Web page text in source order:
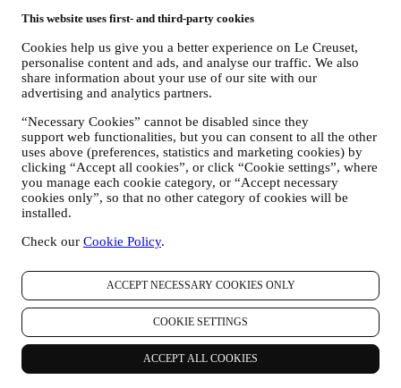
This website uses first- and third-party cookies
Cookies help us give you a better experience on Le Creuset,
personalise content and ads, and analyse our traffic. We also
share information about your use of our site with our
advertising and analytics partners.
“Necessary Cookies” cannot be disabled since they
support web functionalities, but you can consent to all the other
uses above (preferences, statistics and marketing cookies) by
clicking “Accept all cookies”, or click “Cookie settings”, where
you manage each cookie category, or “Accept necessary
cookies only”, so that no other category of cookies will be
installed.
Check our Cookie Policy.
ACCEPT NECESSARY COOKIES ONLY
COOKIE SETTINGS
ACCEPT ALL COOKIES
rechten af te handelen.
3. WAAROM VERZAMELEN WIJ DEZE GEGEVENS?
Wij kunnen uw gegevens verwerken voor de volgende doeleinden:
VOOR ONZE WETTELIJKE VERPLICHTINGEN
Mogelijk moeten we bepaalde gegevens over u verwerken om
te voldoen aan onze wettelijke verplichtingen en andere
verplichtingen die voortvloeien uit instructies van de overheid.
OM EEN LE CREUSET-ACCOUNT AAN TE MAKEN
We zullen uw gegevens gebruiken om een Le Creuset-
account aan te maken die u toegang geeft tot een reeks
voordelen voor geregistreerde gebruikers, om beter te kunnen
genieten van onze diensten, zoals sneller afrekenen, meerdere
verzendadressen opslaan, bestellingen bekijken en volgen.
Elke verwerkingsactiviteit is vereist om ons in staat te stellen
OM UW BESTELLINGEN TE BEHEREN EN OM ONZE
PRODUCTEN, DIENSTEN EN ASSISTENTIE AAN U
Wij zullen uw gegevens gebruiken om onze contractuele
relatie met u, uw aankoop van producten op de Website, uw
gebruik van de Website, eventuele latere hulp na de verkoop
of uw deelname aan onze wedstrijden te beheren. Mogelijk